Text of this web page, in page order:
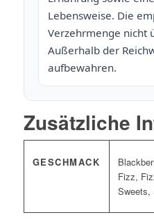
Lebensweise. Die
Verzehrmenge nicht
Außerhalb der
aufbewahren.
Zusätzliche
GESCHMACK
Fizz,
Sweets,